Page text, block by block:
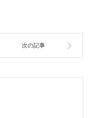
次の記事